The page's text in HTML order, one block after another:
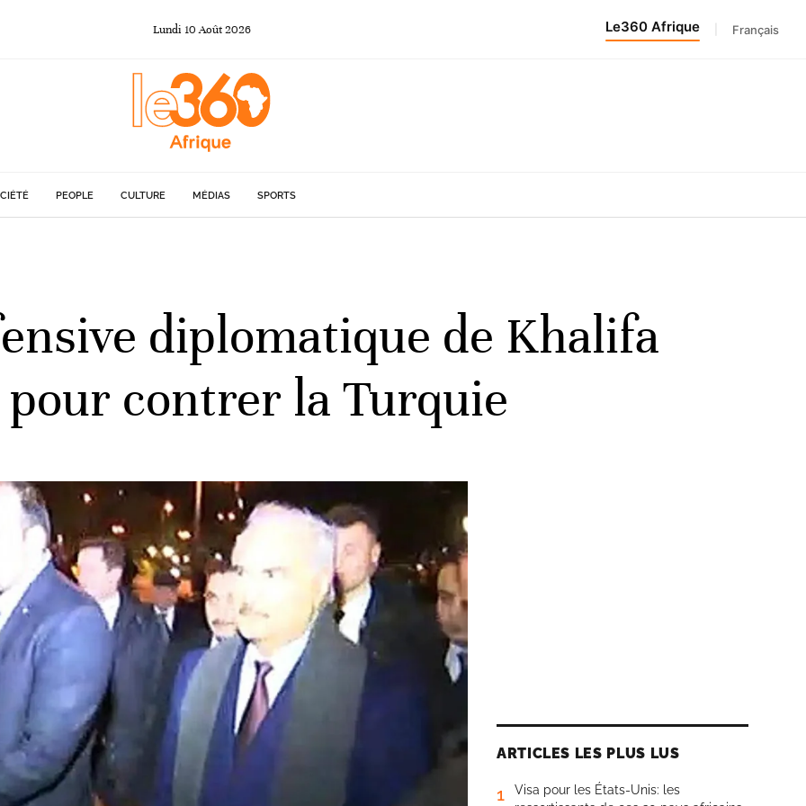
Lundi 10 Août 2026 Le360 Afrique Français
PEOPLE CULTURE MÉDIAS SPORTS
diplomatique de Khalifa
contrer la Turquie
ARTICLES LES PLUS LUS
1
Visa pour les États-Unis: les